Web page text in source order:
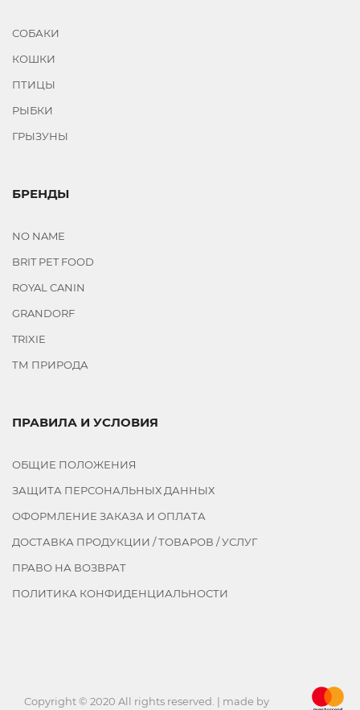
СОБАКИ
КОШКИ
ПТИЦЫ
РЫБКИ
ГРЫЗУНЫ
БРЕНДЫ
NO NAME
BRIT PET FOOD
ROYAL CANIN
GRANDORF
TRIXIE
ТМ ПРИРОДА
ПРАВИЛА И УСЛОВИЯ
ОБЩИЕ ПОЛОЖЕНИЯ
ЗАЩИТА ПЕРСОНАЛЬНЫХ ДАННЫХ
ОФОРМЛЕНИЕ ЗАКАЗА И ОПЛАТА
ДОСТАВКА ПРОДУКЦИИ / ТОВАРОВ / УСЛУГ
ПРАВО НА ВОЗВРАТ
ПОЛИТИКА КОНФИДЕНЦИАЛЬНОСТИ
Copyright © 2020 All rights reserved. | made by